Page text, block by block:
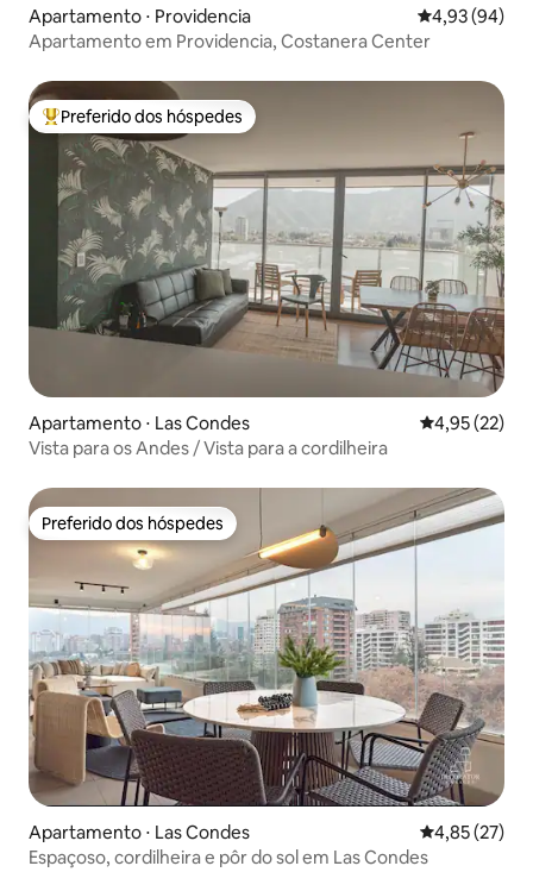
Apartamento ⋅ Providencia 4,93 de uma
4,93 (94)
Apartamento em Providencia, Costanera Center
Entre os melhores preferidos dos hóspedes
Preferido dos hóspedes
Apartamento ⋅ Las Condes 4,95 de uma
4,95 (22)
Vista para os Andes / Vista para a cordilheira
Preferido dos hóspedes
Preferido dos hóspedes
Apartamento ⋅ Las Condes 4,85 de uma
4,85 (27)
Espaçoso, cordilheira e pôr do sol em Las Condes